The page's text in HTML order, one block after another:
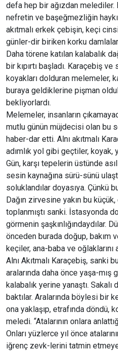
defa hep bir ağızdan
nefretin ve başeğmezliğin
akıtmalı erkek çebişin, keçi
günler-dir biriken korku
Daha törene katılan kalabalık
bir kıpırtı başladı. Karaçebiş
koyakları dolduran melemeler,
buraya geldiklerine pişman
bekliyorlardı.
Melemeler, insanların
mutlu günün müjdecisi olan bu
haber-dar etti. Alnı akıtmalı
adımlık yol gibi geçtiler, koyak,
Gün, karşı tepelerin üstünde
sesin kaynağına sürü-sünü
soluklandılar doyasıya. Çünkü
Dağın zirvesine yakın bu
toplanmıştı sanki. İstasyonda
görmenin şaşkınlığındaydılar.
önceden burada doğup, bakım
keçiler, ana-baba ve oğlaklarını
Alnı Akıtmalı Karaçebiş,
aralarında daha önce yaşa-
kalabalık yerine yanaştı.
baktılar. Aralarında böylesi bir
ona yaklaşıp, etrafında döndü,
meledi. “Atalarının onlara
Onları yüzlerce yıl önce
iğrenç zevk-lerini tatmin